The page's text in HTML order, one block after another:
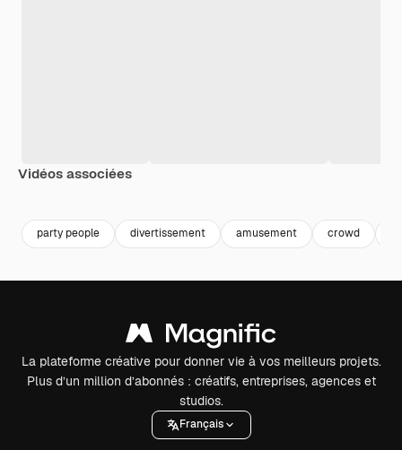
Vidéos associées
party people divertissement amusement crowd
La plateforme créative pour donner vie à vos meilleurs projets.
Plus d’un million d’abonnés : créatifs, entreprises, agences et
studios.
Français